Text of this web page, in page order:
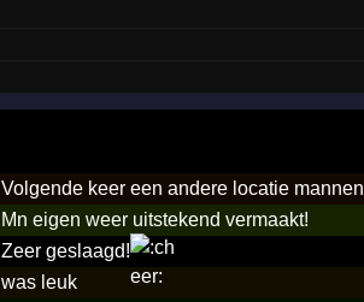
Volgende keer een andere locatie
Mn eigen weer uitstekend vermaakt!
Zeer geslaagd!
was leuk